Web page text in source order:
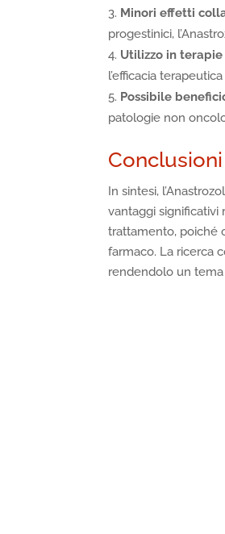
Minori effetti
progestinici,
Utilizzo in
l’efficacia
Possibile
patologie non
Conclusioni
In sintesi,
vantaggi significativi
trattamento, poiché
farmaco. La ricerca
rendendolo un